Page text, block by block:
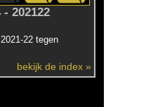
- 202122
22 tegen
bekijk de index »